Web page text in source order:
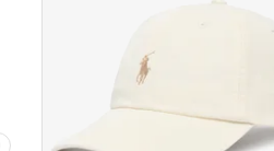
produktů: